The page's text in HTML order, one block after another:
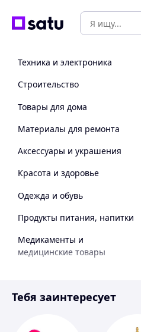
Техника и электроника
Строительство
Товары для дома
Материалы для ремонта
Аксессуары и украшения
Красота и здоровье
Одежда и обувь
Продукты питания, напитки
Медикаменты и
медицинские товары
Инструмент
Тебя заинтересует